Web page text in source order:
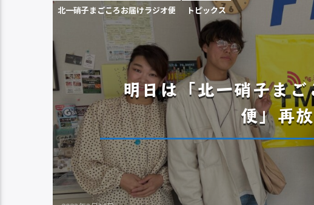
北一硝子まごころお届けラジオ便 トピックス
明日は「北一硝子ま
便」再